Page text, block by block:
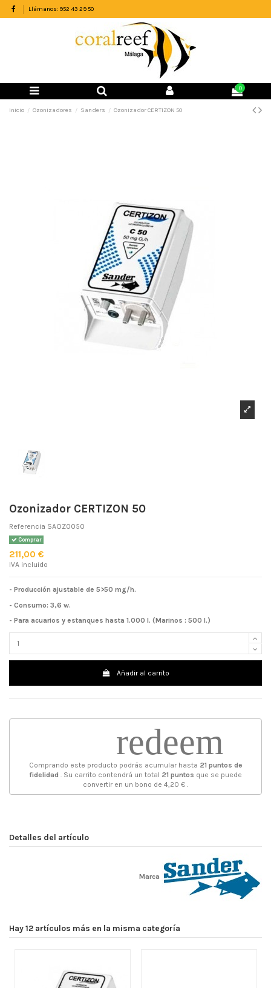
Llámanos: 952 43 29 50
0
Inicio Ozonizadores Sanders Ozonizador CERTIZON 50
Ozonizador CERTIZON 50
Referencia SAOZ0050
Comprar
211,00 €
IVA incluido
- Producción ajustable de 5>50 mg/h.
- Consumo: 3,6 w.
- Para acuarios y estanques hasta 1.000 l. (Marinos : 500 l.)
Añadir al carrito
redeem
Comprando este producto podrás acumular hasta 21 puntos de
fidelidad . Su carrito contendrá un total 21 puntos que se puede
convertir en un bono de 4,20 € .
Detalles del artículo
Marca
Hay 12 artículos más en la misma categoría